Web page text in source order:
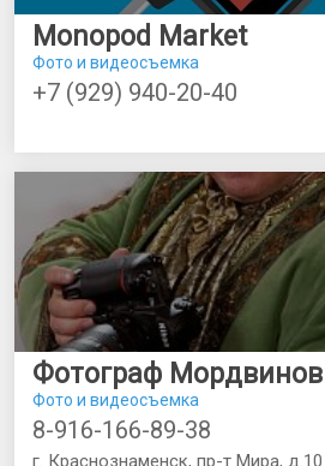
Monopod Market
Фото и видеосъемка
+7 (929) 940-20-40
Фото и видеосъемка
8-916-166-89-38
г. Краснознаменск, пр-т Мира, д.10